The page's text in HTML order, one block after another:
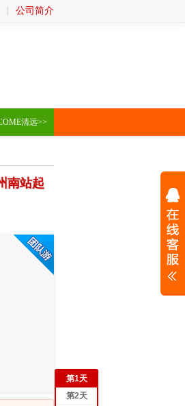
公司简介
清远>>
南站起
第1天
第2天